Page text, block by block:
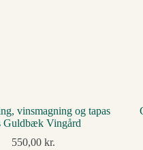
vinsmagning og tapas
Guldbæk Vingård
550,00kr.